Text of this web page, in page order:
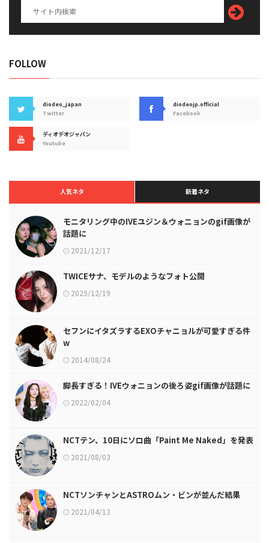
FOLLOW
diodeo_japan
Twitter
diodeojp.official
Facebook
ディオデオジャパン
Youtube
人気ネタ 新着ネタ
モニタリング中のIVEユジン＆ウォニョンのgif画像が
話題に
2021/12/17
TWICEサナ、モデルのようなフォト公開
2025/12/19
セフンにイタズラするEXOチャニョルが可愛すぎる件
w
2014/08/24
脚長すぎる！IVEウォニョンの後ろ姿gif画像が話題に
2022/02/04
NCTテン、10日にソロ曲「Paint Me Naked」を発表
2021/08/03
NCTソンチャンとASTROムン・ビンが並んだ結果
2021/04/13